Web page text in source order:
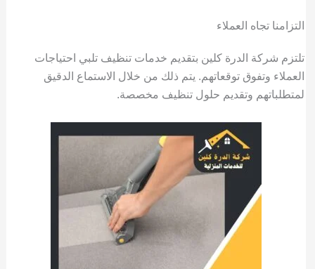
التزامنا تجاه العملاء
تلتزم شركة الدرة كلين بتقديم خدمات تنظيف تلبي احتياجات
العملاء وتفوق توقعاتهم. يتم ذلك من خلال الاستماع الدقيق
لمتطلباتهم وتقديم حلول تنظيف مخصصة.